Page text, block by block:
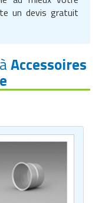
un devis gratuit
Accessoires